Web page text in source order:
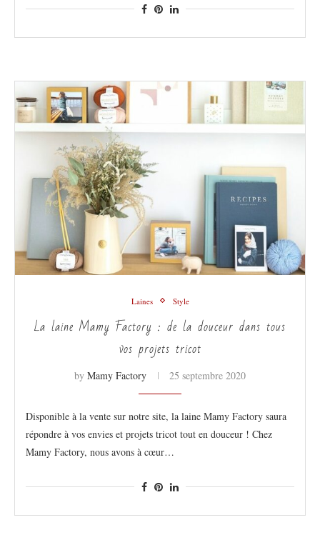
Laines Style
La laine Mamy Factory : de la douceur dans tous
vos projets tricot
by Mamy Factory 25 septembre 2020
Disponible à la vente sur notre site, la laine Mamy Factory saura
répondre à vos envies et projets tricot tout en douceur ! Chez
Mamy Factory, nous avons à cœur…